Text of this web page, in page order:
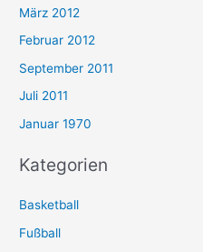
März 2012
Februar 2012
September 2011
Juli 2011
Januar 1970
Kategorien
Basketball
Fußball